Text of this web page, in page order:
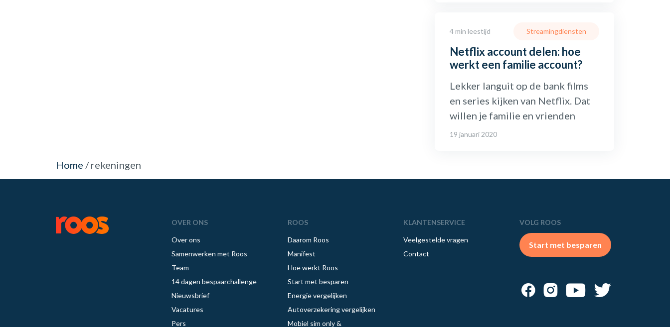
4 min leestijd
Netflix account delen: hoe
werkt een familie account?
Streamingdiensten
Lekker languit op de bank films
en series kijken van Netflix. Dat
willen je familie en vrienden
19 januari 2020
Home /rekeningen
OVER ONS
Over ons
Samenwerken met Roos
Team
14 dagen bespaarchallenge
Nieuwsbrief
Vacatures
Pers
ROOS
Daarom Roos
Manifest
Hoe werkt Roos
Start met besparen
Energie vergelijken
Autoverzekering vergelijken
Mobiel sim only &
KLANTENSERVICE
Veelgestelde vragen
Contact
VOLG ROOS
Start met besparen